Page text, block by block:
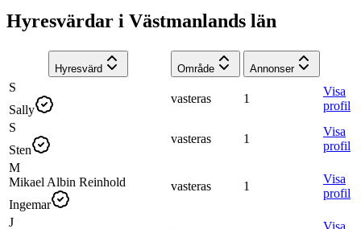
Hyresvärdar i Västmanlands län
Hyresvärd Område Annonser
S
Sally
vasteras 1
Visa
profil
S
Sten
vasteras 1
Visa
profil
M
Mikael Albin Reinhold
Ingemar
vasteras 1
Visa
profil
J
Visa